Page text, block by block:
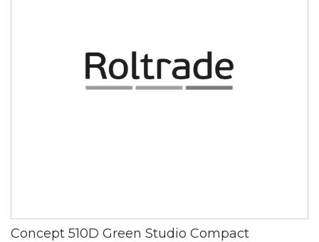
Concept 510D Green Studio Compact